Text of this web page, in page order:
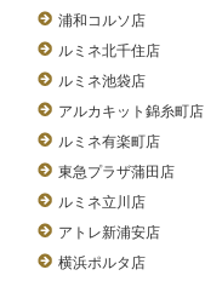
浦和コルソ店
ルミネ北千住店
ルミネ池袋店
アルカキット錦糸町店
ルミネ有楽町店
東急プラザ蒲田店
ルミネ立川店
アトレ新浦安店
横浜ポルタ店